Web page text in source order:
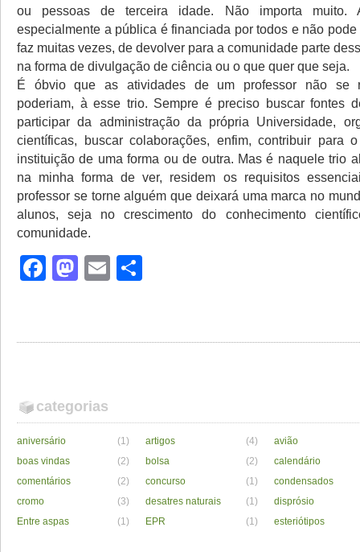
ou pessoas de terceira idade. Não importa muito.
especialmente a pública é financiada por todos e não pode
faz muitas vezes, de devolver para a comunidade parte
na forma de divulgação de ciência ou o que quer que seja.
É óbvio que as atividades de um professor não se
poderiam, à esse trio. Sempre é preciso buscar fontes
participar da administração da própria Universidade,
científicas, buscar colaborações, enfim, contribuir para
instituição de uma forma ou de outra. Mas é naquele trio
na minha forma de ver, residem os requisitos
professor se torne alguém que deixará uma marca no
alunos, seja no crescimento do conhecimento
comunidade.
Facebook
Mastodon
Email
categorias
aniversário (1) artigos (4)
avião
boas vindas
(2) bolsa (2)
calendário
comentários
(2) concurso (1)
condensados
cromo
(3) desatres naturais (1)
disprósio
Entre aspas
(1) EPR (1) esteriótipos